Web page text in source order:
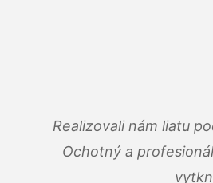
Realizovali nám liatu
Ochotný a